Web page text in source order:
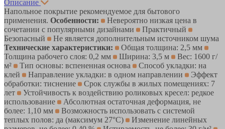
Описание
Напольное покрытие рекомендуемое для бытового
применения. Особенности:
Невероятно низкая цена в
сочетании с популярными дизайнами
Практичный
Безопасный
Не является дополнительным источником шума
Технические характеристики:
Общая толщина: 2,5 мм
Толщина рабочего слоя: 0,2 мм
Ширина: 3,5 м
Вес: 1600 г/
м²
Тип основы: вспененная основа
Способ укладки: на
клей
Направление укладки: в одном направлении
Эффект
обработки: тиснение
Срок службы в жилых помещениях: 7
лет
Устойчивость к воздействию роликовых кресел: редкое
использование
Абсолютная остаточная деформация, не
более: 1,10 мм
Возможность использовать с системой
теплых полов: да (максимум 27°C)
Изменение линейных